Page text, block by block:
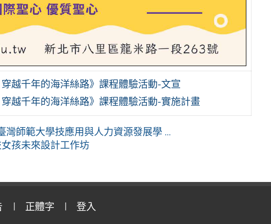
越千年的海洋絲路》課程體驗活動-文宣
越千年的海洋絲路》課程體驗活動-實施計畫
灣師範大學技應用與人力資源發展學 ...
孩未來設計工作坊
正體字 登入